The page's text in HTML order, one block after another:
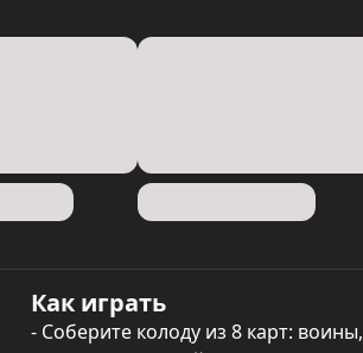
Как играть
- Соберите колоду из 8 карт: воины,